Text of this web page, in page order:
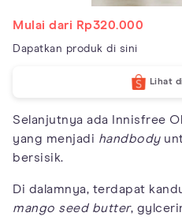
Mulai dari Rp320.000
Dapatkan produk di sini
Lihat
Selanjutnya ada Innisfree
yang menjadi handbody
bersisik.
Di dalamnya, terdapat
mango seed butter,